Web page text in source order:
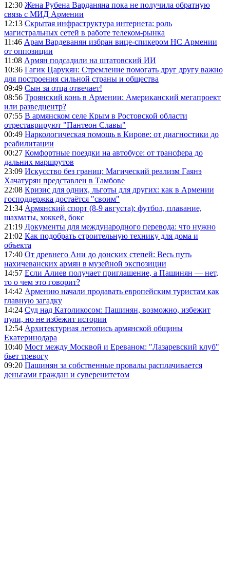
12:30 Жена Рубена Варданяна пока не получила обратную
связь с МИД Армении
12:13 Скрытая инфраструктура интернета: роль
магистральных сетей в работе телеком-рынка
11:46 Арам Вардеванян избран вице-спикером НС Армении
от оппозиции
11:08 Армян подсадили на штатовский ИИ
10:36 Гагик Царукян: Стремление помогать друг другу важно
для построения сильной страны и общества
09:49 Сын за отца отвечает!
08:56 Троянский конь в Армении: Американский мегапроект
или разведцентр?
07:55 В армянском селе Крым в Ростовской области
отреставрируют "Пантеон Славы"
00:49 Наркологическая помощь в Кирове: от диагностики до
реабилитации
00:27 Комфортные поездки на автобусе: от трансфера до
дальних маршрутов
23:09 Искусство без границ: Магический реализм Гаянэ
Хачатурян представлен в Тамбове
22:08 Кризис для одних, льготы для других: как в Армении
господдержка достаётся "своим"
21:34 Армянский спорт (8-9 августа): футбол, плавание,
шахматы, хоккей, бокс
21:19 Документы для международного перевода: что нужно
21:02 Как подобрать строительную технику для дома и
объекта
17:40 От древнего Ани до донских степей: Весь путь
нахичеванских армян в музейной экспозиции
14:57 Если Алиев получает приглашение, а Пашинян — нет,
то о чем это говорит?
14:42 Армению начали продавать европейским туристам как
главную загадку
14:24 Суд над Католикосом: Пашинян, возможно, избежит
пули, но не избежит истории
12:54 Архитектурная летопись армянской общины
Екатеринодара
10:40 Мост между Москвой и Ереваном: "Лазаревский клуб"
бьет тревогу
09:20 Пашинян за собственные провалы расплачивается
деньгами граждан и суверенитетом